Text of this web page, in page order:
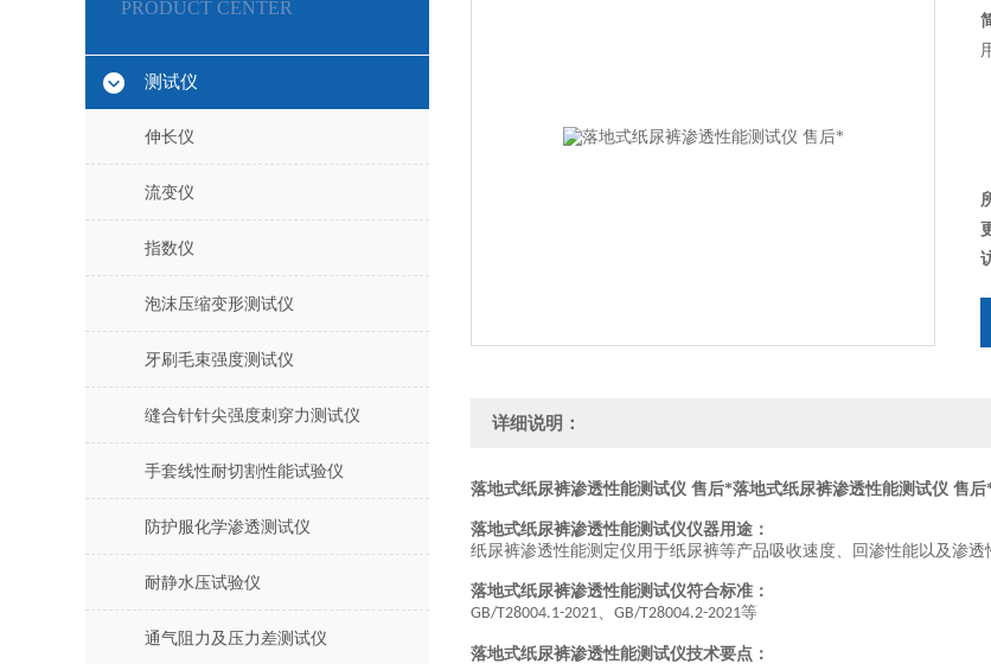
PRODUCT CENTER
测试仪
伸长仪
流变仪
指数仪
泡沫压缩变形测试仪
牙刷毛束强度测试仪
缝合针针尖强度刺穿力测试仪
手套线性耐切割性能试验仪
防护服化学渗透测试仪
耐静水压试验仪
通气阻力及压力差测试仪
详细说明：
落地式纸尿裤渗透性能测试仪 售后*落地式纸尿裤渗透性能测试仪 售后
落地式纸尿裤渗透性能测试仪仪器用途：
纸尿裤渗透性能测定仪用于纸尿裤等产品吸收速度、回渗性能以及渗透
落地式纸尿裤渗透性能测试仪符合标准：
GB/T28004.1-2021、 GB/T28004.2-2021等
落地式纸尿裤渗透性能测试仪技术要点：